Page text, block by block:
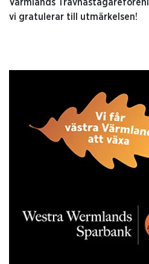
Värmlands
vi gratulerar till utmärkelsen!